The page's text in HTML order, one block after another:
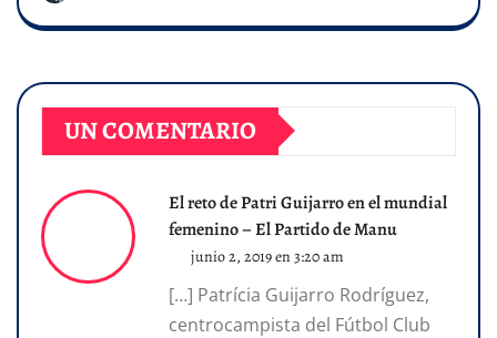
UN COMENTARIO
El reto de Patri Guijarro en el mundial
femenino – El Partido de Manu
junio 2, 2019 en 3:20 am
[…] Patrícia Guijarro Rodríguez,
centrocampista del Fútbol Club